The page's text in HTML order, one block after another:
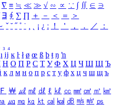
∇ ≡ ≒ ≪ ≫ √ ∽ ∝ ∵ ∫ ∬ ∈ ∋
∃ ∮ ∑ ∏ ＋ － ＜ ＝
＞
ˇ ˘ ˝ ˚ ˙ ¸ ¡ ¿ ː ！ ＇ ， ． ／
：
₃ ₄
ı ĳ ĸ ŀ ł ø œ ß þ ŧ ŋ ŉ
Н О П Р С Т У Ф Х Ц Ч Ш Щ Ъ
к л м н о п р с т у ф х ц ч ш щ ъ
Ｆ ￦ ㎕ ㎖ ㎗ ℓ ㎘ ㏄ ㎣ ㎤ ㎥ ㎦
㎍ ㎎ ㎏ ㏏ ㎈ ㎉ ㏈ ㎧ ㎨ ㎰